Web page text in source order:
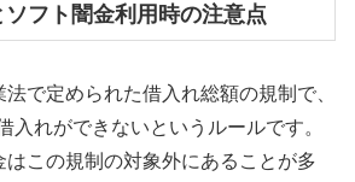
フト闇金利用時の注意点
で定められた借入れ総額の規制で、
入れができないというルールです。
はこの規制の対象外にあることが多